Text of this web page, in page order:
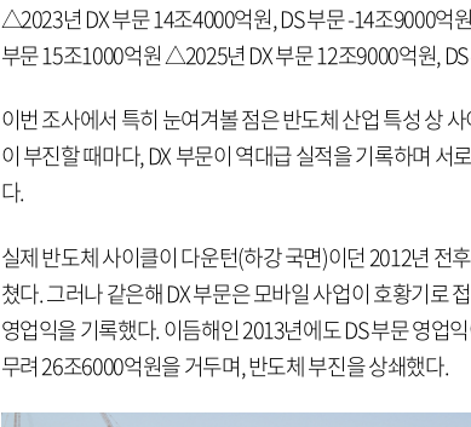
△2023년 DX 부문 14조4000억원, DS 부문 -14조9000억
부문 15조1000억원 △2025년 DX 부문 12조9000억원,
이번 조사에서 특히 눈여겨볼 점은 반도체 산업 특성 상
이 부진할 때마다, DX 부문이 역대급 실적을 기록하며 서
다.
실제 반도체 사이클이 다운턴(하강 국면)이던 2012년 전
쳤다. 그러나 같은해 DX 부문은 모바일 사업이 호황기로
영업익을 기록했다. 이듬해인 2013년에도 DS 부문 영업
무려 26조6000억원을 거두며, 반도체 부진을 상쇄했다.